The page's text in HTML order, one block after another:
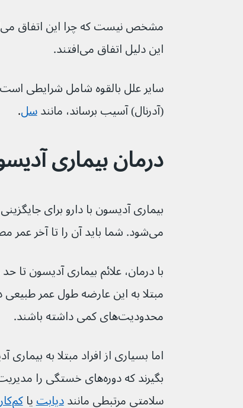
این دلیل اتفاق می‌افتند.
(آدرنال) آسیب برساند، مانند سل.
درمان بیماری
می‌شود. شما باید آن را تا آخر عمر مصرف کنید.
با درمان، علائم بیماری آدیسون تا
محدودیت‌های کمی داشته باشند.
سلامتی مرتبطی مانند دیابت یا کم‌کاری تیروئید